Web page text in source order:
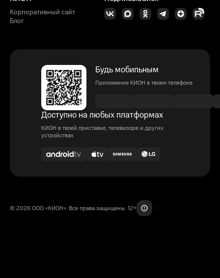
Корпоративный сайт
Блог
Будь мобильным
Приложение КИОН в твоем телефоне
Доступно на любых платформах
КИОН в твоей приставке, телевизоре и других
устройствах
© 2026 ООО «КИОН». Все права защищены. 12+